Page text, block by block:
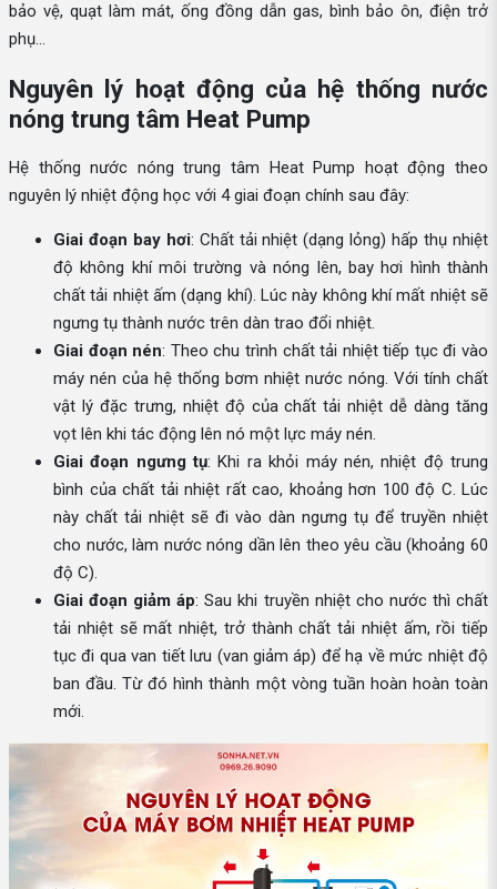
bảo vệ, quạt làm mát, ống đồng dẫn gas, bình bảo ôn, điện trở
phụ…
Nguyên lý hoạt động của hệ thống nước
nóng trung tâm Heat Pump
Hệ thống nước nóng trung tâm Heat Pump hoạt động theo
nguyên lý nhiệt động học với 4 giai đoạn chính sau đây:
Giai đoạn bay hơi: Chất tải nhiệt (dạng lỏng) hấp thụ nhiệt
độ không khí môi trường và nóng lên, bay hơi hình thành
chất tải nhiệt ấm (dạng khí). Lúc này không khí mất nhiệt sẽ
ngưng tụ thành nước trên dàn trao đổi nhiệt.
Giai đoạn nén: Theo chu trình chất tải nhiệt tiếp tục đi vào
máy nén của hệ thống bơm nhiệt nước nóng. Với tính chất
vật lý đặc trưng, nhiệt độ của chất tải nhiệt dễ dàng tăng
vọt lên khi tác động lên nó một lực máy nén.
Giai đoạn ngưng tụ: Khi ra khỏi máy nén, nhiệt độ trung
bình của chất tải nhiệt rất cao, khoảng hơn 100 độ C. Lúc
này chất tải nhiệt sẽ đi vào dàn ngưng tụ để truyền nhiệt
cho nước, làm nước nóng dần lên theo yêu cầu (khoảng 60
độ C).
Giai đoạn giảm áp: Sau khi truyền nhiệt cho nước thì chất
tải nhiệt sẽ mất nhiệt, trở thành chất tải nhiệt ấm, rồi tiếp
tục đi qua van tiết lưu (van giảm áp) để hạ về mức nhiệt độ
ban đầu. Từ đó hình thành một vòng tuần hoàn hoàn toàn
mới.